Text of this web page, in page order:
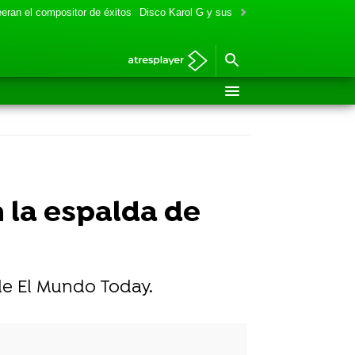
el compositor de éxitos Disco Karol G y sus colaboraciones
la espalda de
El Mundo Today.